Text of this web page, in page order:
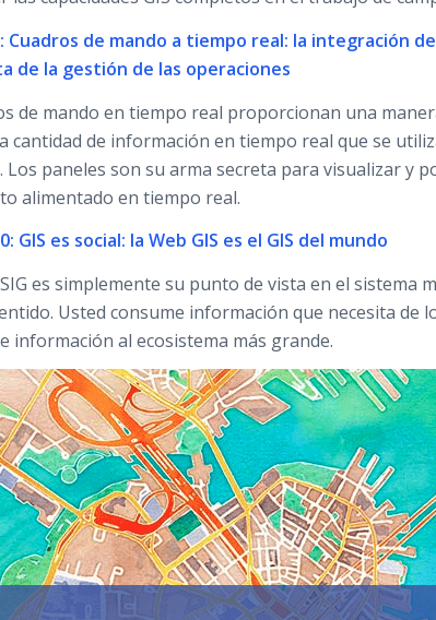
Cuadros de mando a tiempo real: la integración
de la gestión de las operaciones
de mando en tiempo real proporcionan una
cantidad de información en tiempo real que se
Los paneles son su arma secreta para visualizar y
alimentado en tiempo real.
GIS es social: la Web GIS es el GIS del mundo
es simplemente su punto de vista en el sistema
Usted consume información que necesita de
información al ecosistema más grande.